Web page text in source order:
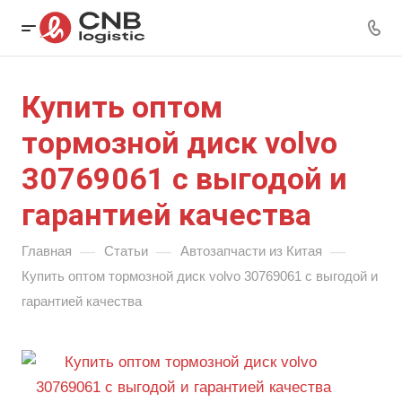
Купить оптом
тормозной диск volvo
30769061 с выгодой и
гарантией качества
Главная — Статьи — Автозапчасти из Китая —
Купить оптом тормозной диск volvo 30769061 с выгодой и
гарантией качества